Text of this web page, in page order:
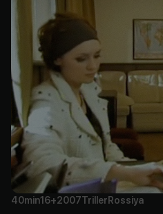
40min16+2007Triller Rossiya